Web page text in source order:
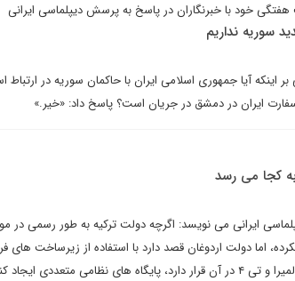
خود با خبرنگاران در پاسخ به پرسش دیپلماسی ایرانی
سوریه نداریم
آیا جمهوری اسلامی ایران با حاکمان سوریه در ارتباط
سفارت ایران در دمشق در جریان است؟ پاسخ داد: «خیر.»
به کجا می رسد
ایرانی می نویسد: اگرچه دولت ترکیه به طور رسمی در
اما دولت اردوغان قصد دارد با استفاده از زیرساخت های
متعددی ایجاد کند.